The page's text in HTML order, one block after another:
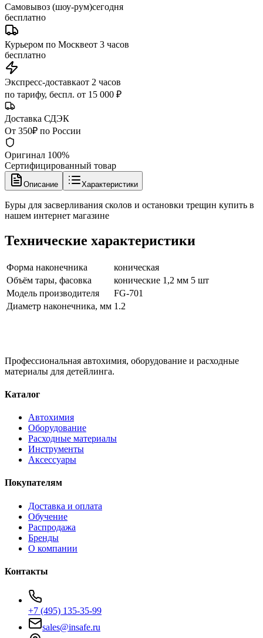
Самовывоз (шоу-рум)сегодня
бесплатно
Курьером по Москвеот 3 часов
бесплатно
Экспресс-доставкаот 2 часов
по тарифу, беспл. от 15 000 ₽
Доставка СДЭК
От 350₽ по России
Оригинал 100%
Сертифицированный товар
Описание Характеристики
Буры для засверливания сколов и остановки трещин купить в
нашем интернет магазине
Технические характеристики
Форма наконечника
коническая
Объём тары, фасовка
конические 1,2 мм 5 шт
Модель производителя
FG-701
Диаметр наконечника, мм 1.2
Профессиональная автохимия, оборудование и расходные
материалы для детейлинга.
Каталог
Автохимия
Оборудование
Расходные материалы
Инструменты
Аксессуары
Покупателям
Доставка и оплата
Обучение
Распродажа
Бренды
О компании
Контакты
+7 (495) 135-35-99
sales@insafe.ru